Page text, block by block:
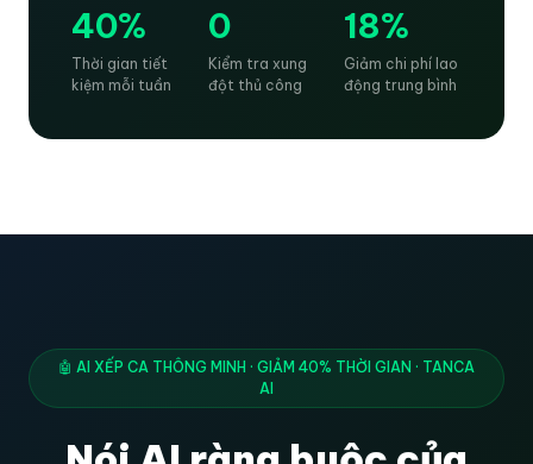
40%
Thời gian tiết
kiệm mỗi tuần
0
Kiểm tra xung
đột thủ công
18%
Giảm chi phí lao
động trung bình
🤖 AI XẾP CA THÔNG MINH · GIẢM 40% THỜI GIAN · TANCA
AI